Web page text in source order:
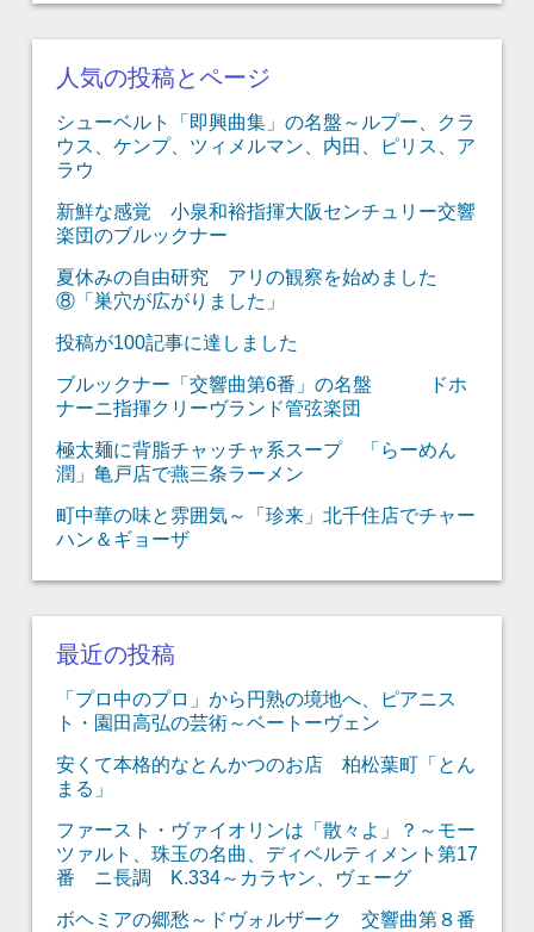
人気の投稿とページ
シューベルト「即興曲集」の名盤～ルプー、クラ
ウス、ケンプ、ツィメルマン、内田、ピリス、ア
ラウ
新鮮な感覚 小泉和裕指揮大阪センチュリー交響
楽団のブルックナー
夏休みの自由研究 アリの観察を始めました
⑧「巣穴が広がりました」
投稿が100記事に達しました
ブルックナー「交響曲第6番」の名盤 ドホ
ナーニ指揮クリーヴランド管弦楽団
極太麺に背脂チャッチャ系スープ 「らーめん
潤」亀戸店で燕三条ラーメン
町中華の味と雰囲気～「珍来」北千住店でチャー
ハン＆ギョーザ
最近の投稿
「プロ中のプロ」から円熟の境地へ、ピアニス
ト・園田高弘の芸術～ベートーヴェン
安くて本格的なとんかつのお店 柏松葉町「とん
まる」
ファースト・ヴァイオリンは「散々よ」？～モー
ツァルト、珠玉の名曲、ディベルティメント第17
番 ニ長調 K.334～カラヤン、ヴェーグ
ボヘミアの郷愁～ドヴォルザーク 交響曲第８番